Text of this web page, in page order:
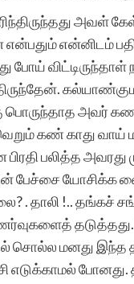
அவள்
என்னிடம்
போய் விட்டிருந்தாள்
பொருந்தாத அவர்
கண் காது வாய்
பலித்த அவரது
பேச்சை யோசிக்க
. தாலி !.. தங்கச்
சொல்ல மனது
எடுக்காமல் போனது.